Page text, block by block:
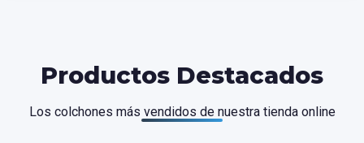
Productos Destacados
Los colchones más vendidos de nuestra tienda online